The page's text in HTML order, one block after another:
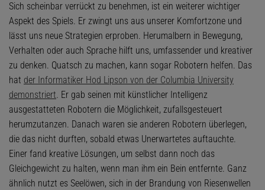
Sich scheinbar verrückt zu benehmen, ist ein weiterer wichtiger
Aspekt des Spiels. Er zwingt uns aus unserer Komfortzone und
lässt uns neue Strategien erproben. Herumalbern in Bewegung,
Verhalten oder auch Sprache hilft uns, umfassender und kreativer
zu denken. Quatsch zu machen, kann sogar Robotern helfen. Das
hat der Informatiker Hod Lipson von der Columbia University
demonstriert. Er gab seinen mit künstlicher Intelligenz
ausgestatteten Robotern die Möglichkeit, zufallsgesteuert
herumzutanzen. Danach waren sie anderen Robotern überlegen,
die das nicht durften, sobald etwas Unerwartetes auftauchte.
Einer fand kreative Lösungen, um selbst dann noch das
Gleichgewicht zu halten, wenn man ihm ein Bein entfernte. Ganz
ähnlich nutzt es Seelöwen, sich in der Brandung von Riesenwellen